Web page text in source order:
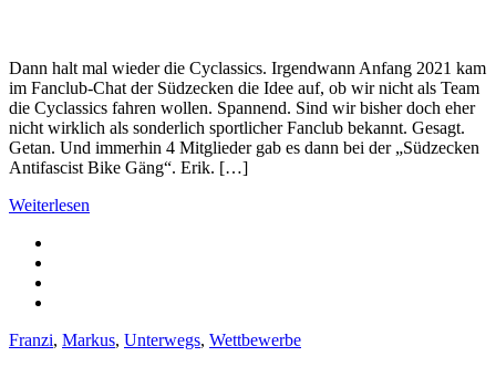
Dann halt mal wieder die Cyclassics. Irgendwann Anfang 2021 kam
im Fanclub-Chat der Südzecken die Idee auf, ob wir nicht als Team
die Cyclassics fahren wollen. Spannend. Sind wir bisher doch eher
nicht wirklich als sonderlich sportlicher Fanclub bekannt. Gesagt.
Getan. Und immerhin 4 Mitglieder gab es dann bei der „Südzecken
Antifascist Bike Gäng“. Erik. […]
Weiterlesen
Franzi, Markus, Unterwegs, Wettbewerbe